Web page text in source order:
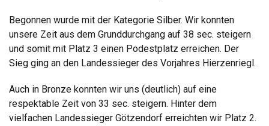
Begonnen wurde mit der Kategorie Silber. Wir konnten
unsere Zeit aus dem Grunddurchgang auf 38 sec. steigern
und somit mit Platz 3 einen Podestplatz erreichen. Der
Sieg ging an den Landessieger des Vorjahres Hierzenriegl.
Auch in Bronze konnten wir uns (deutlich) auf eine
respektable Zeit von 33 sec. steigern. Hinter dem
vielfachen Landessieger Götzendorf erreichten wir Platz 2.